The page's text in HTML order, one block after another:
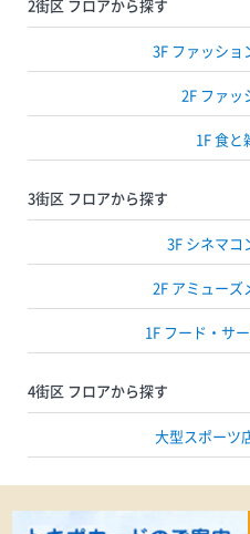
2街区 フロアから探す
3F ファッショ
2F ファッ
1F 食と
3街区 フロアから探す
3F シネマコ
2F アミューズ
1F フード・サ
4街区 フロアから探す
大型スポーツ